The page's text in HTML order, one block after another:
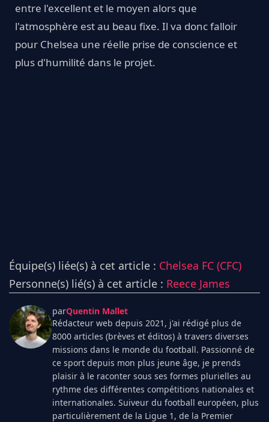
entre l'excellent et le moyen alors que
l'atmosphère est au beau fixe. Il va donc falloir
pour Chelsea une réelle prise de conscience et
plus d'humilité dans le projet.
Équipe(s) liée(s) à cet article : Chelsea FC (CFC)
Personne(s) lié(s) à cet article : Reece James
parQuentin Mallet
Rédacteur web depuis 2021, j'ai rédigé plus de
8000 articles (brèves et éditos) à travers diverses
missions dans le monde du football. Passionné de
ce sport depuis mon plus jeune âge, je prends
plaisir à le raconter sous ses formes plurielles au
rythme des différentes compétitions nationales et
internationales. Suiveur du football européen, plus
particulièrement de la Ligue 1, de la Premier